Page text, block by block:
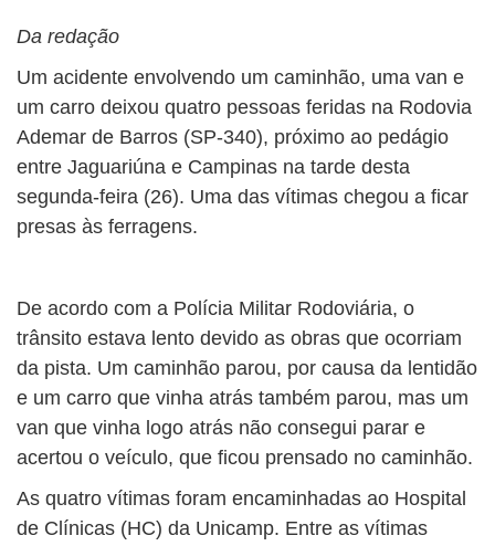
Da redação
Um acidente envolvendo um caminhão, uma van e
um carro deixou quatro pessoas feridas na Rodovia
Ademar de Barros (SP-340), próximo ao pedágio
entre Jaguariúna e Campinas na tarde desta
segunda-feira (26). Uma das vítimas chegou a ficar
presas às ferragens.
De acordo com a Polícia Militar Rodoviária, o
trânsito estava lento devido as obras que ocorriam
da pista. Um caminhão parou, por causa da lentidão
e um carro que vinha atrás também parou, mas um
van que vinha logo atrás não consegui parar e
acertou o veículo, que ficou prensado no caminhão.
As quatro vítimas foram encaminhadas ao Hospital
de Clínicas (HC) da Unicamp. Entre as vítimas